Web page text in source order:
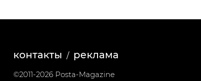
контакты реклама
©2011-2026 Posta-Magazine